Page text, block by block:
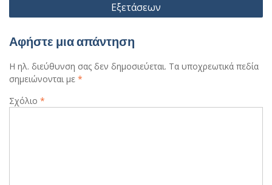
Εξετάσεων
Αφήστε μια απάντηση
Η ηλ. διεύθυνση σας δεν δημοσιεύεται. Τα υποχρεωτικά πεδία
σημειώνονται με *
Σχόλιο *